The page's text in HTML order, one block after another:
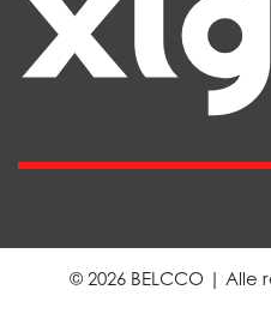
© 2026 BELCCO |